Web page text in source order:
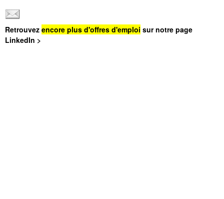
Retrouvez encore plus d'offres d'emploi sur notre page
LinkedIn >